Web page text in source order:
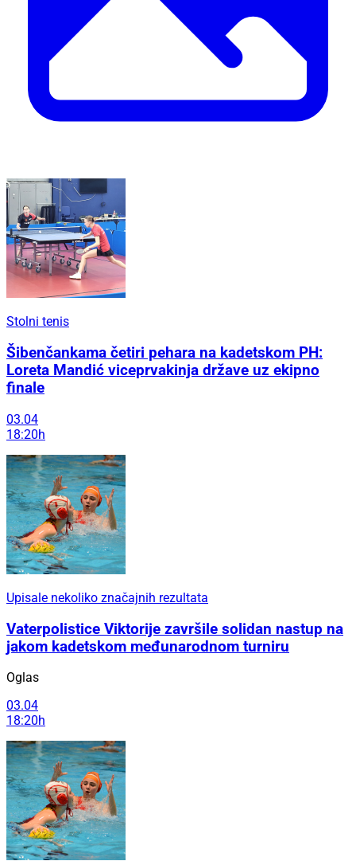
Stolni tenis
Šibenčankama četiri pehara na kadetskom PH:
Loreta Mandić viceprvakinja države uz ekipno
finale
03.04
18:20h
Upisale nekoliko značajnih rezultata
Vaterpolistice Viktorije završile solidan nastup na
jakom kadetskom međunarodnom turniru
Oglas
03.04
18:20h